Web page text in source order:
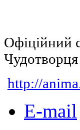
Офіційний
http://
E-mail